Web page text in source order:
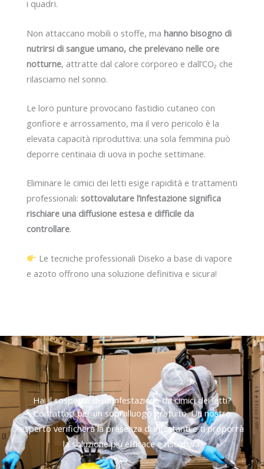
i quadri.
Non attaccano mobili o stoffe, ma hanno bisogno di
nutrirsi di sangue umano, che prelevano nelle ore
notturne, attratte dal calore corporeo e dall’CO₂ che
rilasciamo nel sonno.
Le loro punture provocano fastidio cutaneo con
gonfiore e arrossamento, ma il vero pericolo è la
elevata capacità riproduttiva: una sola femmina può
deporre centinaia di uova in poche settimane.
Eliminare le cimici dei letti esige rapidità e trattamenti
professionali: sottovalutare l’infestazione significa
rischiare una diffusione estesa e difficile da
controllare.
Le tecniche professionali Diseko a base di vapore
e azoto offrono una soluzione definitiva e sicura!
Hai il sospetto di un’infestazione da cimici dei letti?
Contattaci per un sopralluogo gratuito. Un nostro
esperto verificherà la presenza di infestanti e ti proporrà
la soluzione più efficace e risolutiva.